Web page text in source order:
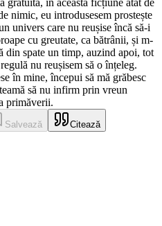
gratuită, în această ficțiune atât de
nimic, eu introdusesem prostește
univers care nu reușise încă să-i
cu greutate, ca bătrânii, și m-
din spate un timp, auzind apoi, tot
nu reușisem să o înțeleg.
în mine, începui să mă grăbesc
să nu infirm prin vreun
primăverii.
Salvează Citează